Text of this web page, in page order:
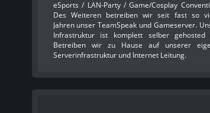
eSports / LAN-Party / Game/Cosplay
Des Weiteren betreiben wir seit fast so
Jahren unser TeamSpeak und Gameserver.
Infrastruktur ist komplett selber gehosted
Betreiben wir zu Hause auf unserer
Serverinfrastruktur und Internet Leitung.